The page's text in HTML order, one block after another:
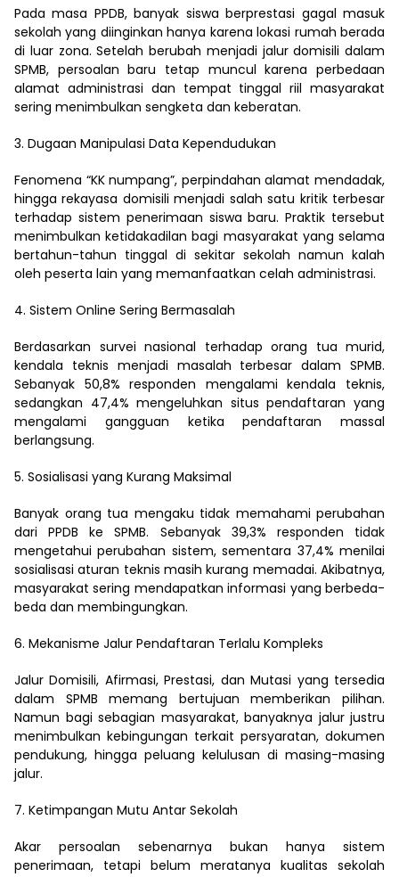
Pada masa PPDB, banyak siswa berprestasi gagal masuk
sekolah yang diinginkan hanya karena lokasi rumah berada
di luar zona. Setelah berubah menjadi jalur domisili dalam
SPMB, persoalan baru tetap muncul karena perbedaan
alamat administrasi dan tempat tinggal riil masyarakat
sering menimbulkan sengketa dan keberatan.
3. Dugaan Manipulasi Data Kependudukan
Fenomena “KK numpang”, perpindahan alamat mendadak,
hingga rekayasa domisili menjadi salah satu kritik terbesar
terhadap sistem penerimaan siswa baru. Praktik tersebut
menimbulkan ketidakadilan bagi masyarakat yang selama
bertahun-tahun tinggal di sekitar sekolah namun kalah
oleh peserta lain yang memanfaatkan celah administrasi.
4. Sistem Online Sering Bermasalah
Berdasarkan survei nasional terhadap orang tua murid,
kendala teknis menjadi masalah terbesar dalam SPMB.
Sebanyak 50,8% responden mengalami kendala teknis,
sedangkan 47,4% mengeluhkan situs pendaftaran yang
mengalami gangguan ketika pendaftaran massal
berlangsung.
5. Sosialisasi yang Kurang Maksimal
Banyak orang tua mengaku tidak memahami perubahan
dari PPDB ke SPMB. Sebanyak 39,3% responden tidak
mengetahui perubahan sistem, sementara 37,4% menilai
sosialisasi aturan teknis masih kurang memadai. Akibatnya,
masyarakat sering mendapatkan informasi yang berbeda-
beda dan membingungkan.
6. Mekanisme Jalur Pendaftaran Terlalu Kompleks
Jalur Domisili, Afirmasi, Prestasi, dan Mutasi yang tersedia
dalam SPMB memang bertujuan memberikan pilihan.
Namun bagi sebagian masyarakat, banyaknya jalur justru
menimbulkan kebingungan terkait persyaratan, dokumen
pendukung, hingga peluang kelulusan di masing-masing
jalur.
7. Ketimpangan Mutu Antar Sekolah
Akar persoalan sebenarnya bukan hanya sistem
penerimaan, tetapi belum meratanya kualitas sekolah